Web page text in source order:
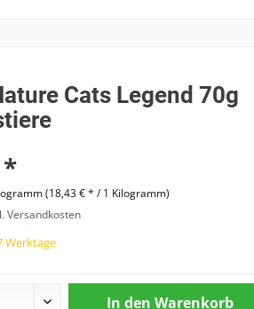
Cats Legend 70g
*
(18,43 € * / 1 Kilogramm)
Versandkosten
Werktage
In den Warenkorb